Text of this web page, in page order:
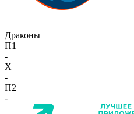
Драконы
П1
-
X
-
П2
-